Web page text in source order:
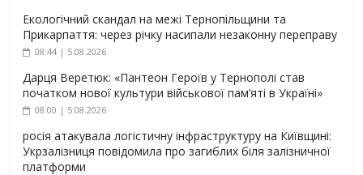
Екологічний скандал на межі Тернопільщини та
Прикарпаття: через річку насипали незаконну переправу
08:44 | 5.08.2026
Дарця Веретюк: «Пантеон Героїв у Тернополі став
початком нової культури військової пам’яті в Україні»
08:00 | 5.08.2026
росія атакувала логістичну інфраструктуру на Київщині:
Укрзалізниця повідомила про загиблих біля залізничної
платформи